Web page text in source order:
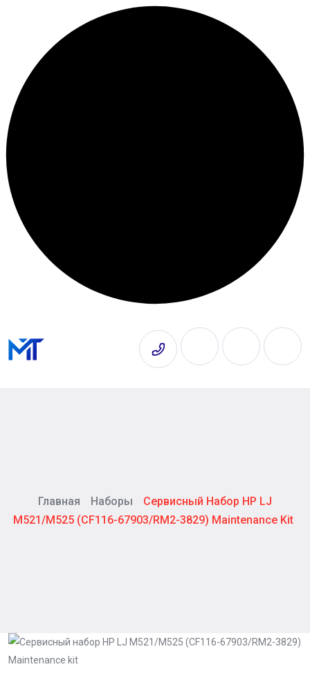
Главная Наборы
Сервисный Набор HP LJ
M521/M525 (CF116-67903/RM2-3829) Maintenance Kit